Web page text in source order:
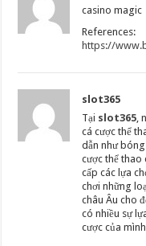
casino magic
References:
https://
slot365
Tại slot365 ,
cá cược thể
dẫn như
cược thể thao
cấp các lựa
chơi những
châu Âu cho
có nhiều sự
cược của